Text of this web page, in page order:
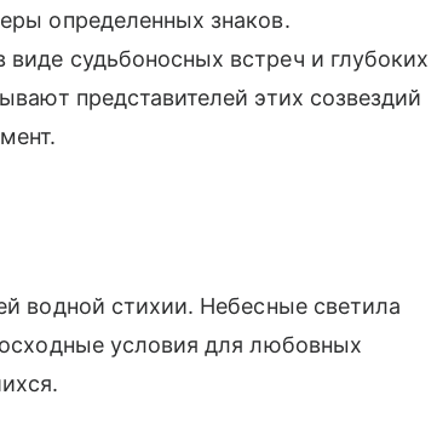
определенных знаков.
судьбоносных встреч и глубоких
представителей этих созвездий
водной стихии. Небесные светила
условия для любовных